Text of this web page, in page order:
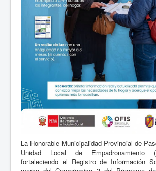
La Honorable Municipalidad Provincial de
Unidad Local de Empadronamiento
fortaleciendo el Registro de Información